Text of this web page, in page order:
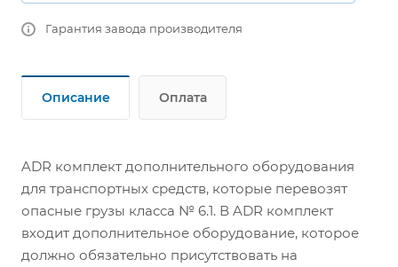
Гарантия завода производителя
Описание Оплата
ADR комплект дополнительного оборудования
для транспортных средств, которые перевозят
опасные грузы класса № 6.1. В ADR комплект
входит дополнительное оборудование, которое
должно обязательно присутствовать на